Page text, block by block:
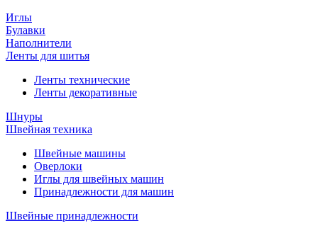
Иглы
Булавки
Наполнители
Ленты для шитья
Ленты технические
Ленты декоративные
Шнуры
Швейная техника
Швейные машины
Оверлоки
Иглы для швейных машин
Принадлежности для машин
Швейные принадлежности